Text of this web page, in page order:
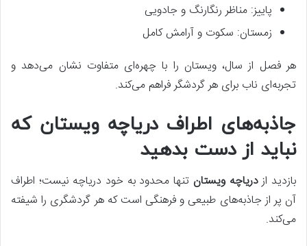
پاییز: مناظر رنگارنگ و جادویی
زمستان: سکوت و آرامش کامل
هر فصل از سال، ویستان را با چهره‌ای متفاوت نشان می‌دهد و
تجربه‌ای ناب برای هر گردشگر فراهم می‌کند.
جاذبه‌های اطراف دریاچه ویستان که
نباید از دست بدهید
بازدید ازدریاچه ویستان تنها محدود به خود دریاچه نیست؛ اطراف
آن پر از جاذبه‌های طبیعی و فرهنگی است که هر گردشگری را شیفته
می‌کند.